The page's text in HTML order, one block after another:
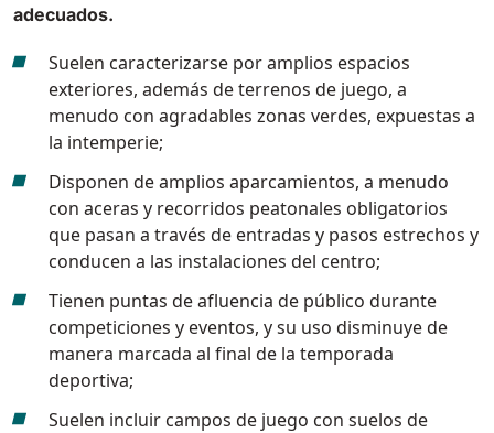
Fregadora con operador a bordo
Ver todas
E65
650 mm 3900 m²/h
E75
760 mm 4560 m²/h
E83
2100 mm 29400 m²/h
adecuados.
Suelen caracterizarse por amplios espacios
exteriores, además de terrenos de juego, a
menudo con agradables zonas verdes, expuestas a
la intemperie;
Disponen de amplios aparcamientos, a menudo
con aceras y recorridos peatonales obligatorios
que pasan a través de entradas y pasos estrechos y
conducen a las instalaciones del centro;
Tienen puntas de afluencia de público durante
competiciones y eventos, y su uso disminuye de
manera marcada al final de la temporada
deportiva;
Suelen incluir campos de juego con suelos de